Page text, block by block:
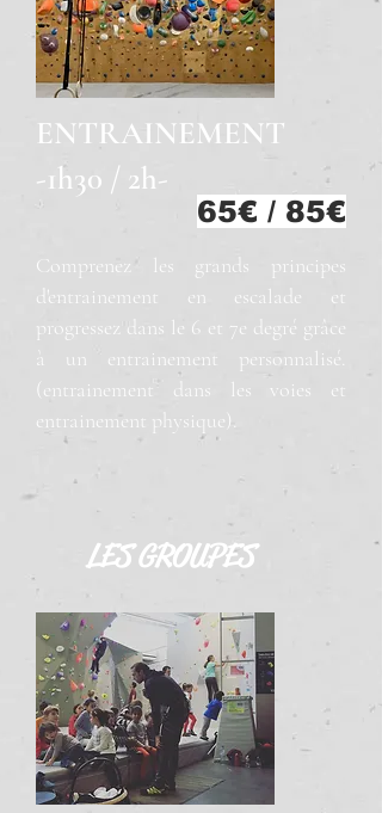
ENTRAINEMENT
-1h30 / 2h-
65€ / 85€
Comprenez les grands principes
d'entrainement en escalade et
progressez dans le 6 et 7e degré grâce
à un entrainement personnalisé.
(entrainement dans les voies et
entrainement physique).
LES GROUPES